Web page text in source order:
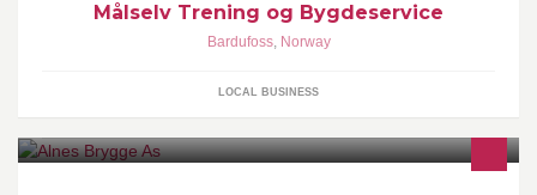
Målselv Trening og Bygdeservice
Bardufoss, Norway
LOCAL BUSINESS